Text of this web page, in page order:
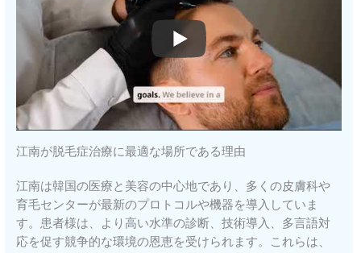
江南が脱毛症治療に最適な場所である理由
江南は韓国の医療と美容の中心地であり、多くの皮膚科や
育毛センターが最新のプロトコルや機器を導入していま
す。患者様は、より高い水準の診断、技術導入、多言語対
応を促す競争的な環境の恩恵を受けられます。これらは、